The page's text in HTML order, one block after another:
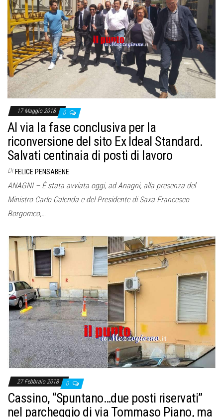
17 Maggio 2018 0
Al via la fase conclusiva per la
riconversione del sito Ex Ideal Standard.
Salvati centinaia di posti di lavoro
Di FELICE PENSABENE
ANAGNI – È stata avviata oggi, ad Anagni, alla presenza del
Ministro Carlo Calenda e del Presidente di Saxa Francesco
Borgomeo,…
27 Febbraio 2018 0
Cassino, “Spuntano…due posti riservati”
nel parcheggio di via Tommaso Piano, ma